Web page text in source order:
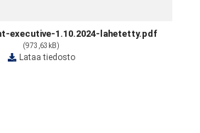
executive-1.10.2024-lahetetty.pdf
(973,63kB)
Lataa tiedosto